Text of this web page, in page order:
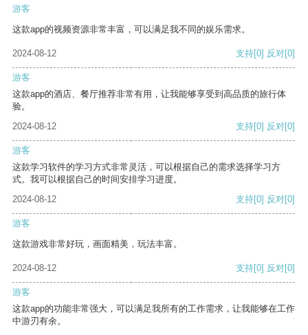
游客
这款app的视频资源非常丰富，可以满足我不同的娱乐需求。
2024-08-12 支持[0] 反对[0]
游客
这款app的酒店、餐厅推荐非常有用，让我能够享受到高品质的旅行体
验。
2024-08-12
支持[0] 反对[0]
游客
这款学习软件的学习方式非常灵活，可以根据自己的需求选择学习方
式。我可以根据自己的时间安排学习进度。
2024-08-12
支持[0] 反对[0]
游客
这款游戏非常好玩，画面精美，玩法丰富。
2024-08-12 支持[0] 反对[0]
游客
这款app的功能非常强大，可以满足我所有的工作需求，让我能够在工作
中游刃有余。